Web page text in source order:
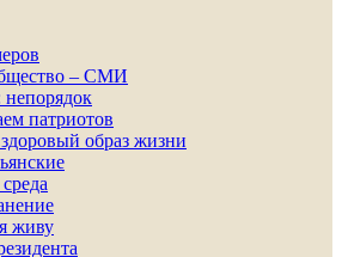
– СМИ
патриотов
образ жизни
живу